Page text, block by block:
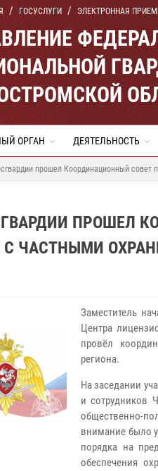
ГОСУСЛУГИ ЭЛЕКТРОННАЯ
ОРГАН ДЕЯТЕЛЬНОСТЬ
прошел Координационный
ПРОШЕЛ
ЧАСТНЫМИ
Заместитель
Центра
провёл
региона.
На заседании
и сотрудников
общественно-
внимание было
порядка на
обеспечения